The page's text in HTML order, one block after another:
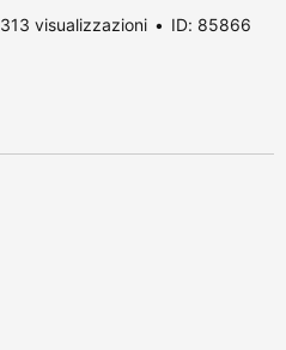
313 visualizzazioni ID: 85866